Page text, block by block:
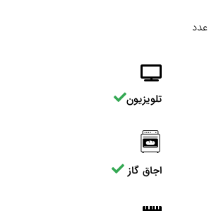
تلویزیون
اجاق گاز